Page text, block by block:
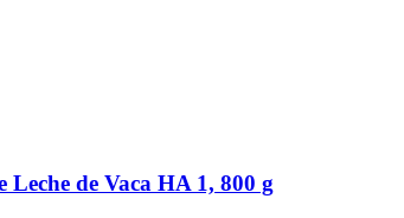
de Vaca HA 1, 800 g